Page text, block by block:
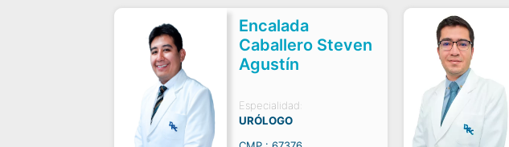
Encalada
Caballero Steven
Agustín
Especialidad:
URÓLOGO